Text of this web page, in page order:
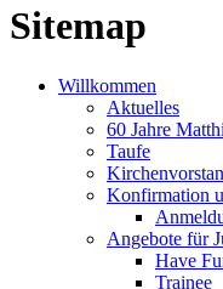
Sitemap
Willkommen
Aktuelles
60 Jahre
Taufe
Konfirmation
Angebote für
Have
Trainee